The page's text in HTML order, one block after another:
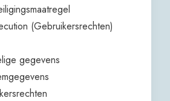
(Gebruikersrechten)
gegevens